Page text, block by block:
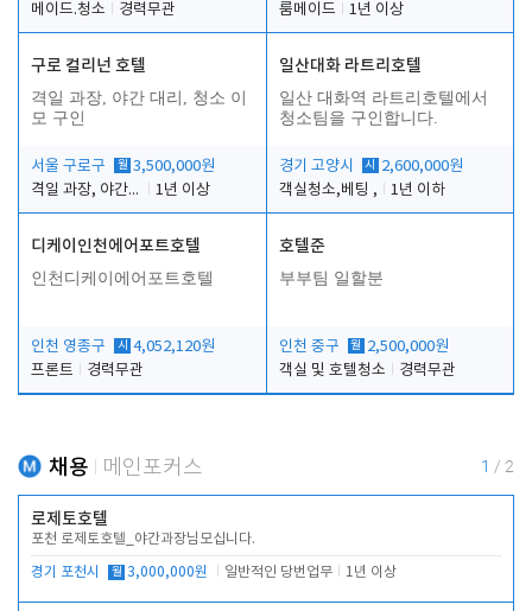
메이드.청소
경력무관
룸메이드
1년 이상
구로 컬리넌 호텔
격일 과장, 야간 대리, 청소 이
모 구인
서울 구로구 월 3,500,000원
격일 과장, 야간 대리, 청소 이모
1년 이상
일산대화 라트리호텔
일산 대화역 라트리호텔에서
청소팀을 구인합니다.
경기 고양시 시
2,600,000원
객실청소,베팅 ,
1년 이하
디케이인천에어포트호텔
인천디케이에어포트호텔
인천 영종구 시 4,052,120원
프론트
경력무관
호텔준
부부팀 일할분
인천 중구 월 2,500,000원
객실 및 호텔청소
경력무관
채용 메인포커스 1 / 2
로제토호텔
포천 로제토호텔_야간과장님모십니다.
경기 포천시 월 3,000,000원 일반적인 당번업무 1년 이상